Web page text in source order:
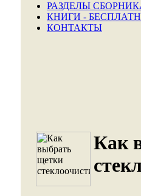
РАЗДЕЛЫ
КНИГИ -
КОНТАКТЫ
Как